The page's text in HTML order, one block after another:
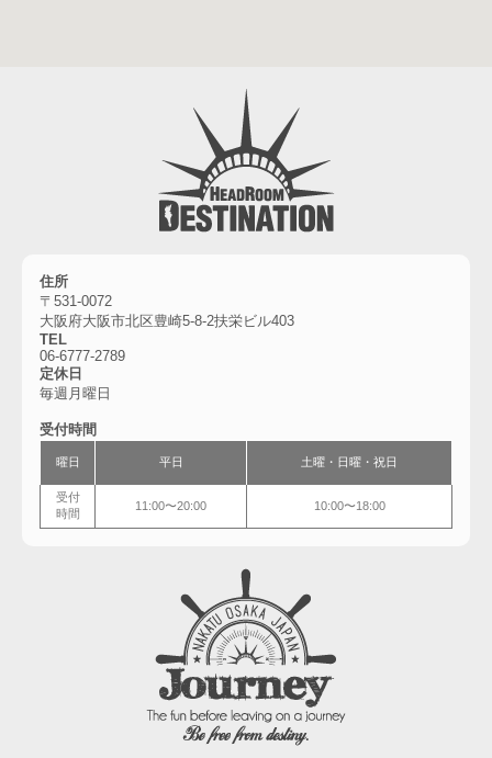
住所
〒531-0072
大阪府大阪市北区豊崎5-8-2扶栄ビル403
TEL
06-6777-2789
定休日
毎週月曜日
受付時間
曜日 平日 土曜・ 日曜・祝日
受付
時間
11:00〜20:00 10:00〜18:00